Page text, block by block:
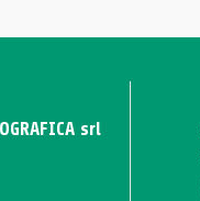
srl